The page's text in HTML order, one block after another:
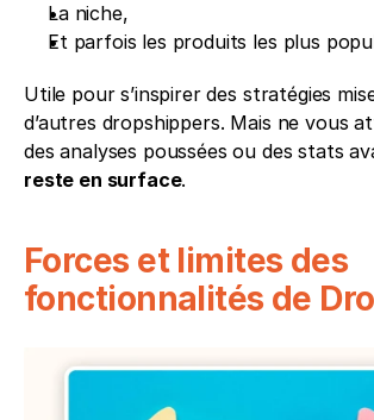
La niche,
Et parfois les produits les plus
Utile pour s’inspirer des stratégies
d’autres dropshippers. Mais ne vous
des analyses poussées ou des stats
reste en surface.
Forces et limites des
fonctionnalités de